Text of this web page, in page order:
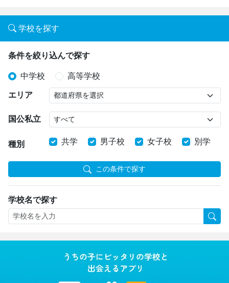
学校を探す
条件を絞り込んで探す
中学校 高等学校
エリア
国公私立
種別 共学 男子校 女子校 別学
この条件で探す
学校名で探す